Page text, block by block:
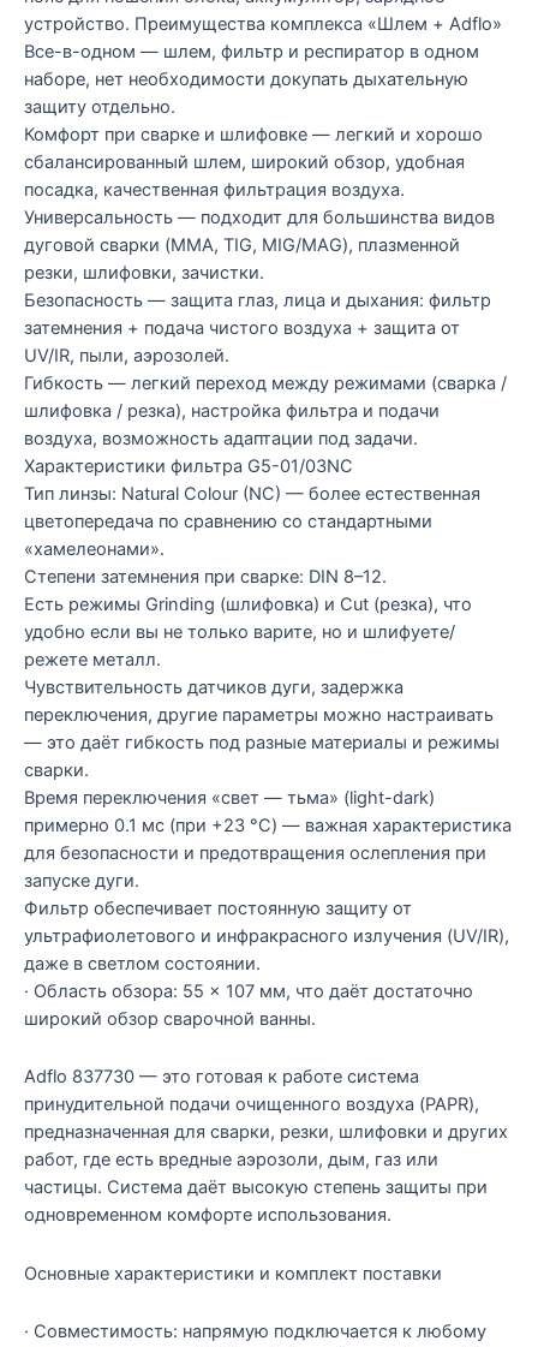
устройство. Преимущества комплекса «Шлем + Adflo»
Все-в-одном — шлем, фильтр и респиратор в одном
наборе, нет необходимости докупать дыхательную
защиту отдельно.
Комфорт при сварке и шлифовке — легкий и хорошо
сбалансированный шлем, широкий обзор, удобная
посадка, качественная фильтрация воздуха.
Универсальность — подходит для большинства видов
дуговой сварки (MMA, TIG, MIG/MAG), плазменной
резки, шлифовки, зачистки.
Безопасность — защита глаз, лица и дыхания: фильтр
затемнения + подача чистого воздуха + защита от
UV/IR, пыли, аэрозолей.
Гибкость — легкий переход между режимами (сварка /
шлифовка / резка), настройка фильтра и подачи
воздуха, возможность адаптации под задачи.
Характеристики фильтра G5-01/03NC
Тип линзы: Natural Colour (NC) — более естественная
цветопередача по сравнению со стандартными
«хамелеонами».
Степени затемнения при сварке: DIN 8–12.
Есть режимы Grinding (шлифовка) и Cut (резка), что
удобно если вы не только варите, но и шлифуете/
режете металл.
Чувствительность датчиков дуги, задержка
переключения, другие параметры можно настраивать
— это даёт гибкость под разные материалы и режимы
сварки.
Время переключения «свет — тьма» (light-dark)
примерно 0.1 мс (при +23 °C) — важная характеристика
для безопасности и предотвращения ослепления при
запуске дуги.
Фильтр обеспечивает постоянную защиту от
ультрафиолетового и инфракрасного излучения (UV/IR),
даже в светлом состоянии.
· Область обзора: 55 × 107 мм, что даёт достаточно
широкий обзор сварочной ванны.
Adflo 837730 — это готовая к работе система
принудительной подачи очищенного воздуха (PAPR),
предназначенная для сварки, резки, шлифовки и других
работ, где есть вредные аэрозоли, дым, газ или
частицы. Система даёт высокую степень защиты при
одновременном комфорте использования.
Основные характеристики и комплект поставки
· Совместимость: напрямую подключается к любому